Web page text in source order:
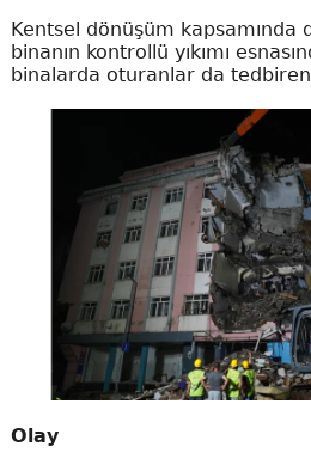
Kentsel dönüşüm kapsamında
binanın kontrollü yıkımı
binalarda oturanlar da
Olay